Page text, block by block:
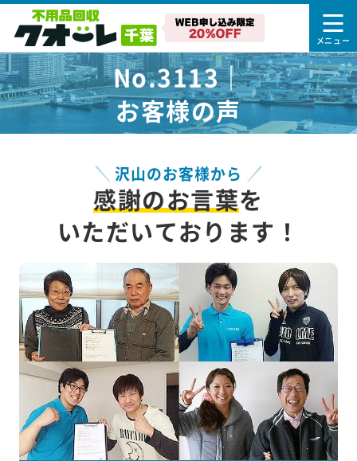
No.3113｜
お客様の声
沢山のお客様から
感謝のお言葉を
いただいております！